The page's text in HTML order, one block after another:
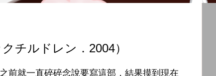
チルドレン．2004）
之前就一直碎碎念說要寫這部，結果摸到現在